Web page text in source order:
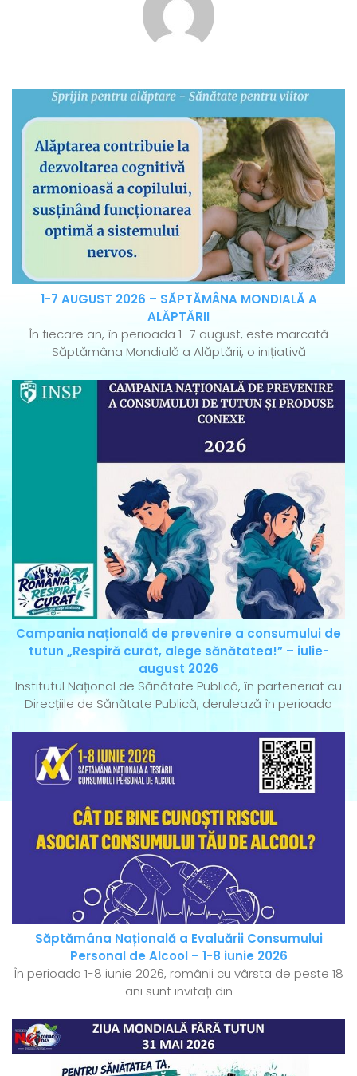
1-7 AUGUST 2026 – SĂPTĂMÂNA MONDIALĂ A
ALĂPTĂRII
În fiecare an, în perioada 1–7 august, este marcată
Săptămâna Mondială a Alăptării, o inițiativă
Campania națională de prevenire a consumului de
tutun „Respiră curat, alege sănătatea!” – iulie-
august 2026
Institutul Național de Sănătate Publică, în parteneriat cu
Direcțiile de Sănătate Publică, derulează în perioada
Săptămâna Națională a Evaluării Consumului
Personal de Alcool – 1-8 iunie 2026
În perioada 1-8 iunie 2026, românii cu vârsta de peste 18
ani sunt invitați din